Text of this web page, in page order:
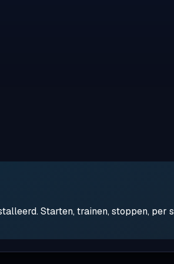
Starten, trainen, stoppen, per